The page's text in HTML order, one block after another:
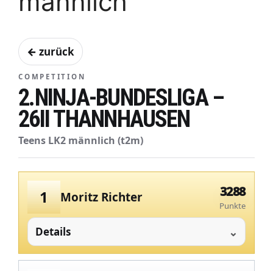
← zurück
COMPETITION
2.NINJA-BUNDESLIGA –
26II THANNHAUSEN
Teens LK2 männlich (t2m)
1 Moritz Richter 3288
Punkte
Details